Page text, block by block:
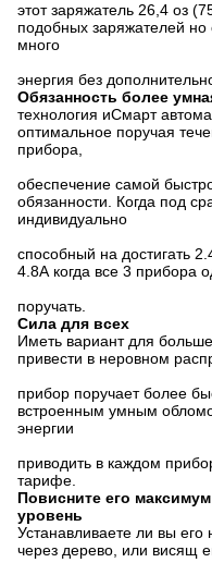
этот заряжатель 26,4 оз
подобных заряжателей но
много
энергия без
Обязанность более
технология иСмарт
оптимальное поручая
прибора,
обеспечение самой
обязанности. Когда под
индивидуально
способный на достигать
4.8А когда все 3 прибора
поручать.
Сила для всех
Иметь вариант для
привести в неровном
прибор поручает более
встроенным умным
энергии
приводить в каждом
тарифе.
Повисните его
уровень
Устанавливаете ли вы
через дерево, или висящ